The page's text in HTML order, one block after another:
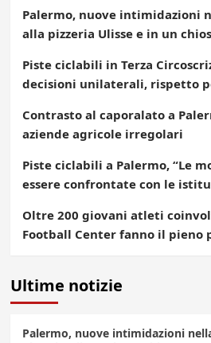
Palermo, nuove intimidazioni
alla pizzeria Ulisse e in un
Piste ciclabili in Terza
decisioni unilaterali, rispetto
Contrasto al caporalato a
aziende agricole irregolari
Piste ciclabili a Palermo, “Le
essere confrontate con le
Oltre 200 giovani atleti
Football Center fanno il pieno
Ultime notizie
Palermo, nuove intimidazioni